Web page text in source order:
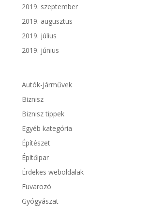
2019. szeptember
2019. augusztus
2019. július
2019. június
Autók-Járművek
Biznisz
Biznisz tippek
Egyéb kategória
Építészet
Építőipar
Érdekes weboldalak
Fuvarozó
Gyógyászat